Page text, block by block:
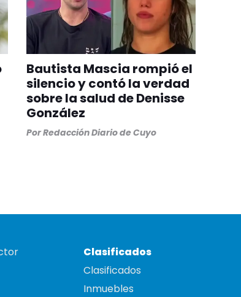
Bautista Mascia rompió el
silencio y contó la verdad
sobre la salud de Denisse
González
PorRedacción Diario de Cuyo
Clasificados
Clasificados
Inmuebles